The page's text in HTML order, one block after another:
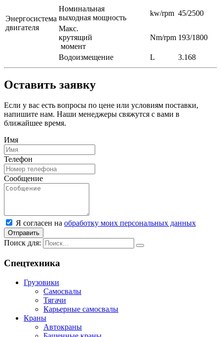
Энергосистема
двигателя
Номинальная
выходная мощность
kw/rpm 45/2500
Макс.
крутящий
момент
Nm/rpm 193/1800
Водоизмещение L 3.168
Оставить заявку
Если у вас есть вопросы по цене или условиям поставки,
напишите нам. Наши менеджеры свяжутся с вами в
ближайшее время.
Имя
Телефон
Сообщение
Я согласен на обработку моих персональных данных
Отправить
Поиск для:
Спецтехника
Грузовики
Самосвалы
Тягачи
Карьерные самосвалы
Краны
Автокраны